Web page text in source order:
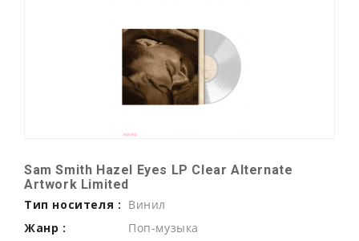
Sam Smith Hazel Eyes LP Clear Alternate
Artwork Limited
Тип носителя : Винил
Жанр :
Поп-музыка